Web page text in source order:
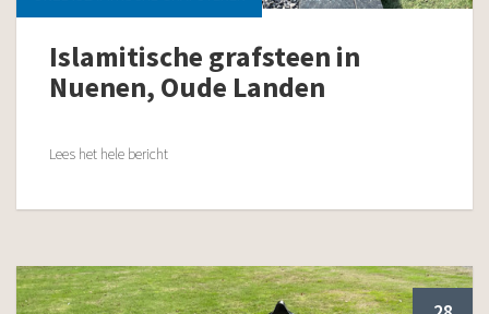
Islamitische grafsteen in
Nuenen, Oude Landen
Lees het hele bericht